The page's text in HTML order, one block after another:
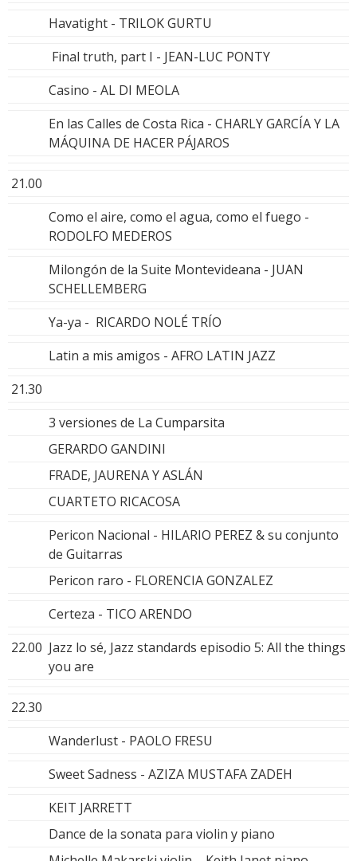
Havatight - TRILOK GURTU
Final truth, part I - JEAN-LUC PONTY
Casino - AL DI MEOLA
En las Calles de Costa Rica - CHARLY GARCÍA Y LA
MÁQUINA DE HACER PÁJAROS
21.00
Como el aire, como el agua, como el fuego -
RODOLFO MEDEROS
Milongón de la Suite Montevideana - JUAN
SCHELLEMBERG
Ya-ya - RICARDO NOLÉ TRÍO
Latin a mis amigos - AFRO LATIN JAZZ
21.30
3 versiones de La Cumparsita
GERARDO GANDINI
FRADE, JAURENA Y ASLÁN
CUARTETO RICACOSA
Pericon Nacional - HILARIO PEREZ & su conjunto
de Guitarras
Pericon raro - FLORENCIA GONZALEZ
Certeza - TICO ARENDO
22.00 Jazz lo sé, Jazz standards episodio 5: All the things
you are
22.30
Wanderlust - PAOLO FRESU
Sweet Sadness - AZIZA MUSTAFA ZADEH
KEIT JARRETT
Dance de la sonata para violin y piano